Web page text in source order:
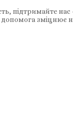
підтримайте нас
зміцнює